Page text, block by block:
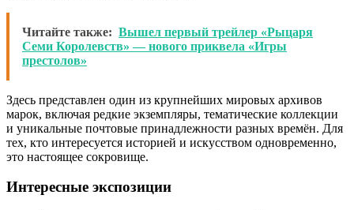
Читайте также: Вышел первый трейлер «Рыцаря
Семи Королевств» — нового приквела «Игры
престолов»
Здесь представлен один из крупнейших мировых архивов
марок, включая редкие экземпляры, тематические коллекции
и уникальные почтовые принадлежности разных времён. Для
тех, кто интересуется историей и искусством одновременно,
это настоящее сокровище.
Интересные экспозиции